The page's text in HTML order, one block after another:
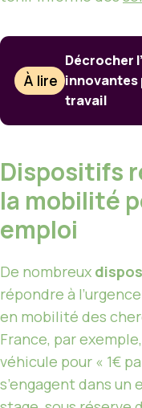
À lire
Décrocher
innovantes
travail
Dispositifs
la mobilité
emploi
De nombreux
répondre à
en mobilité des
France, par
véhicule pour « 1€
s’engagent dans